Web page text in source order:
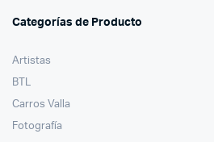
Categorías de Producto
Artistas
BTL
Carros Valla
Fotografía